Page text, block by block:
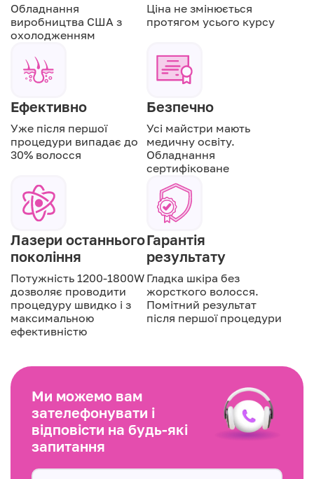
Обладнання
виробництва США з
охолодженням
Ціна не змінюється
протягом усього курсу
Ефективно
Уже після першої
процедури випадає до
30% волосся
Безпечно
Усі майстри мають
медичну освіту.
Обладнання
сертифіковане
Лазери останнього
покоління
Потужність 1200-1800W
дозволяє проводити
процедуру швидко і з
максимальною
ефективністю
Гарантія
результату
Гладка шкіра без
жорсткого волосся.
Помітний результат
після першої процедури
Ми можемо вам
зателефонувати і
відповісти на будь-які
запитання